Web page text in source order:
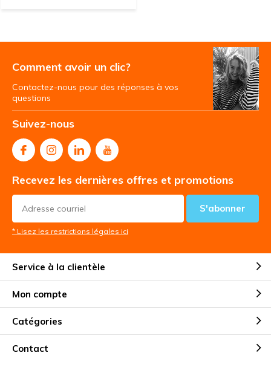
Comment avoir un clic?
Contactez-nous pour des réponses à vos
questions
Suivez-nous
Recevez les dernières offres et promotions
S'abonner
* Lisez les restrictions légales ici
Service à la clientèle
Mon compte
Catégories
Contact